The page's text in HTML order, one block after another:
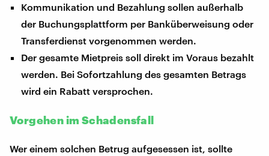
Kommunikation und Bezahlung sollen außerhalb
der Buchungsplattform per Banküberweisung oder
Transferdienst vorgenommen werden.
Der gesamte Mietpreis soll direkt im Voraus bezahlt
werden. Bei Sofortzahlung des gesamten Betrags
wird ein Rabatt versprochen.
Vorgehen im Schadensfall
Wer einem solchen Betrug aufgesessen ist, sollte